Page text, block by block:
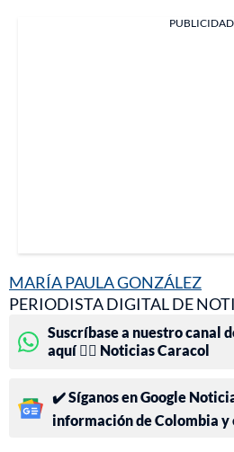
PUBLICIDAD
MARÍA PAULA GONZÁLEZ
PERIODISTA DIGITAL DE
Suscríbase a nuestro canal
aquí 👉🏻 Noticias Caracol
✔️ Síganos en Google
información de Colombia y